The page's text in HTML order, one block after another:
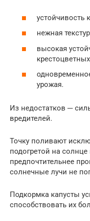
устойчивость
нежная
высокая
урожая.
Из недостатков ─
вредителей.
Точку поливают
подогретой на
предпочтительнее
солнечные лучи не
Подкормка капусты
способствовать их